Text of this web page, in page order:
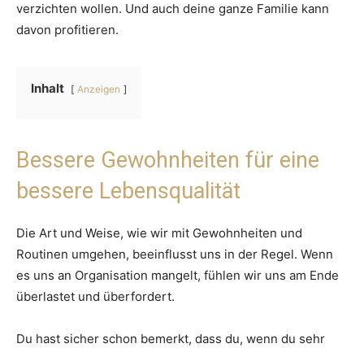
verzichten wollen. Und auch deine ganze Familie kann
davon profitieren.
Inhalt Anzeigen
Bessere Gewohnheiten für eine
bessere Lebensqualität
Die Art und Weise, wie wir mit Gewohnheiten und
Routinen umgehen, beeinflusst uns in der Regel. Wenn
es uns an Organisation mangelt, fühlen wir uns am Ende
überlastet und überfordert.
Du hast sicher schon bemerkt, dass du, wenn du sehr